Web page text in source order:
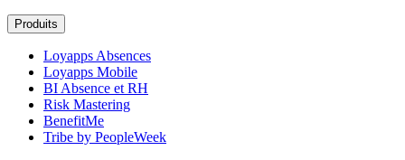
Produits
Loyapps Absences
Loyapps Mobile
BI Absence et RH
Risk Mastering
BenefitMe
Tribe by PeopleWeek